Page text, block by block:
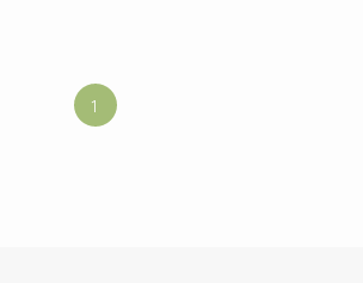
1